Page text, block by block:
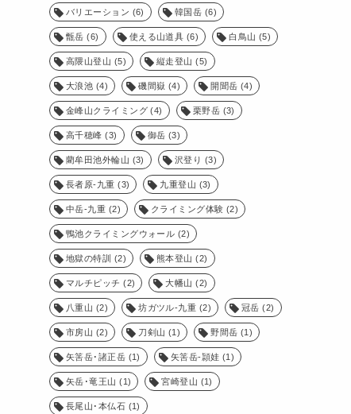
バリエーション (6) 韓国岳 (6)
甑岳 (6) 使える山道具 (6) 白鳥山 (5)
高隈山登山 (5) 縦走登山 (5)
大浪池 (4) 磯間嶽 (4) 開聞岳 (4)
金峰山クライミング(4) 栗野岳 (3)
高千穂峰 (3) 御岳 (3)
藺牟田池外輪山 (3) 沢登り (3)
長者原-九重 (3) 九重登山 (3)
中岳-九重 (2) クライミング体験 (2)
鴨池クライミングウォール (2)
地獄の特訓 (2) 熊本登山 (2)
マルチピッチ (2) 大幡山 (2)
八重山 (2) 坊ガツル-九重 (2) 冠岳 (2)
市房山 (2) 刀剣山 (1) 野間岳 (1)
矢筈岳･諸正岳 (1) 矢筈岳-頴娃 (1)
矢岳･竜王山 (1) 宮崎登山 (1)
長尾山･本仏石 (1)